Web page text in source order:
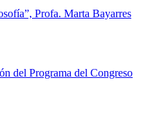
Profa. Marta Bayarres
del Programa del Congreso